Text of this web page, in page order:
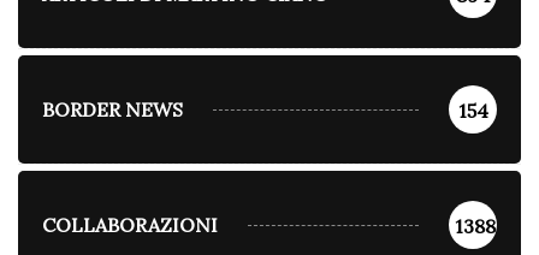
BORDER NEWS 154
COLLABORAZIONI 1388